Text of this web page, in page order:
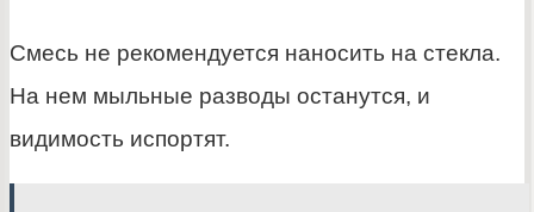
Смесь не рекомендуется наносить на стекла.
На нем мыльные разводы останутся, и
видимость испортят.